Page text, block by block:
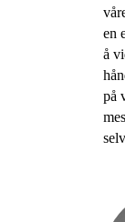
en
å
på